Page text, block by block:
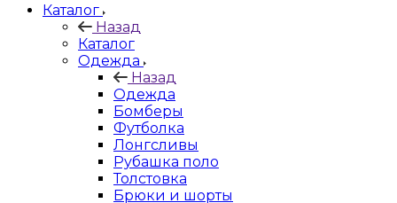
Каталог
Назад
Каталог
Одежда
Назад
Одежда
Бомберы
Футболка
Лонгсливы
Рубашка поло
Толстовка
Брюки и шорты